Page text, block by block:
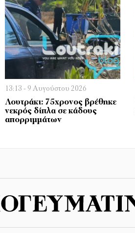
13:13 - 9 Αυγούστου 2026
Λουτράκι: 75χρονος βρέθηκε
νεκρός δίπλα σε κάδους
απορριμμάτων